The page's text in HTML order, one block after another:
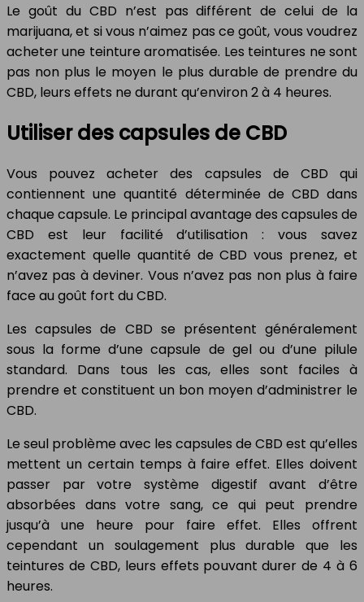
Le goût du CBD n’est pas différent de celui de la
marijuana, et si vous n’aimez pas ce goût, vous voudrez
acheter une teinture aromatisée. Les teintures ne sont
pas non plus le moyen le plus durable de prendre du
CBD, leurs effets ne durant qu’environ 2 à 4 heures.
Utiliser des capsules de CBD
Vous pouvez acheter des capsules de CBD qui
contiennent une quantité déterminée de CBD dans
chaque capsule. Le principal avantage des capsules de
CBD est leur facilité d’utilisation : vous savez
exactement quelle quantité de CBD vous prenez, et
n’avez pas à deviner. Vous n’avez pas non plus à faire
face au goût fort du CBD.
Les capsules de CBD se présentent généralement
sous la forme d’une capsule de gel ou d’une pilule
standard. Dans tous les cas, elles sont faciles à
prendre et constituent un bon moyen d’administrer le
CBD.
Le seul problème avec les capsules de CBD est qu’elles
mettent un certain temps à faire effet. Elles doivent
passer par votre système digestif avant d’être
absorbées dans votre sang, ce qui peut prendre
jusqu’à une heure pour faire effet. Elles offrent
cependant un soulagement plus durable que les
teintures de CBD, leurs effets pouvant durer de 4 à 6
heures.